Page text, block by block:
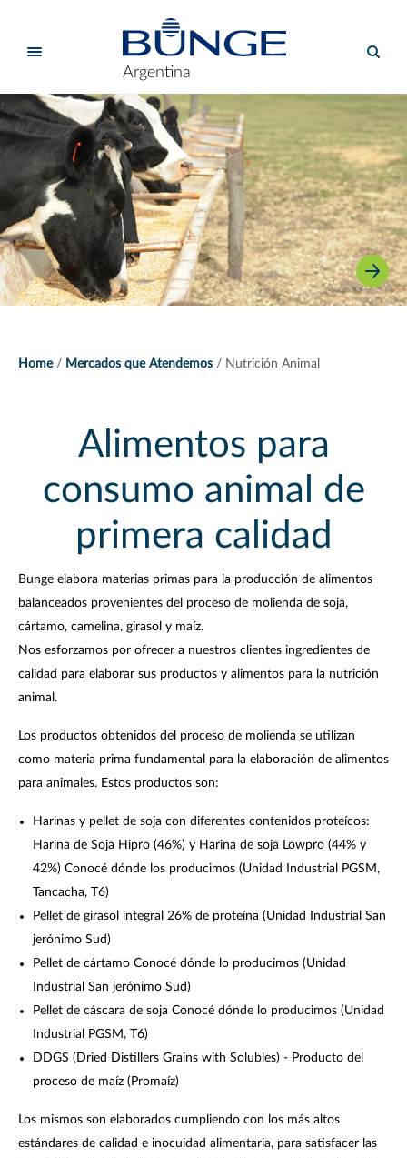
Argentina
Home Mercados que Atendemos Nutrición Animal
Alimentos para
consumo animal de
primera calidad
Bunge elabora materias primas para la producción de alimentos
balanceados provenientes del proceso de molienda de soja,
cártamo, camelina, girasol y maíz.
Nos esforzamos por ofrecer a nuestros clientes ingredientes de
calidad para elaborar sus productos y alimentos para la nutrición
animal.
Los productos obtenidos del proceso de molienda se utilizan
como materia prima fundamental para la elaboración de alimentos
para animales. Estos productos son:
Harinas y pellet de soja con diferentes contenidos proteícos:
Harina de Soja Hipro (46%) y Harina de soja Lowpro (44% y
42%) Conocé dónde los producimos (Unidad Industrial PGSM,
Tancacha, T6)
Pellet de girasol integral 26% de proteína (Unidad Industrial San
jerónimo Sud)
Pellet de cártamo Conocé dónde lo producimos (Unidad
Industrial San jerónimo Sud)
Pellet de cáscara de soja Conocé dónde lo producimos (Unidad
Industrial PGSM, T6)
DDGS (Dried Distillers Grains with Solubles) - Producto del
proceso de maíz (Promaíz)
Los mismos son elaborados cumpliendo con los más altos
estándares de calidad e inocuidad alimentaria, para satisfacer las